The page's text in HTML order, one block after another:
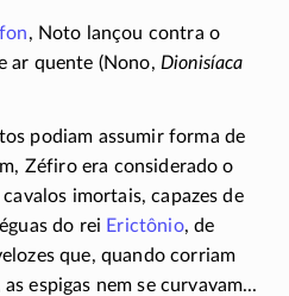
, Noto lançou contra o
ar quente (Nono, Dionisíaca
podiam assumir forma de
Zéfiro era considerado o
imortais, capazes de
do rei Erictônio, de
que, quando corriam
espigas nem se curvavam...